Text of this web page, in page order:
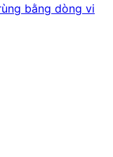
bằng dòng vi